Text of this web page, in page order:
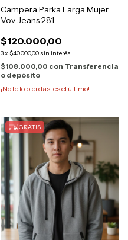
Campera Parka Larga Mujer
Vov Jeans 281
$120.000,00
3x $40.000,00 sin interés
$108.000,00 con Transferencia
o depósito
¡No te lo pierdas, es el último!
GRATIS